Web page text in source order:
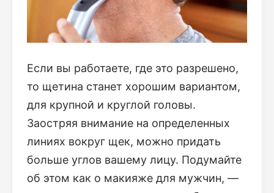
Если вы работаете, где это разрешено,
то щетина станет хорошим вариантом,
для крупной и круглой головы.
Заостряя внимание на определенных
линиях вокруг щек, можно придать
больше углов вашему лицу. Подумайте
об этом как о макияже для мужчин, —